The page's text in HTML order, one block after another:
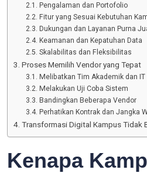
Pengalaman dan Portofolio
Fitur yang Sesuai Kebutuhan
Dukungan dan Layanan Purna
Keamanan dan Kepatuhan Data
Skalabilitas dan Fleksibilitas
Proses Memilih Vendor yang Tepat
Melibatkan Tim Akademik dan IT
Melakukan Uji Coba Sistem
Bandingkan Beberapa Vendor
Perhatikan Kontrak dan Jangka
Transformasi Digital Kampus Tidak
Kenapa